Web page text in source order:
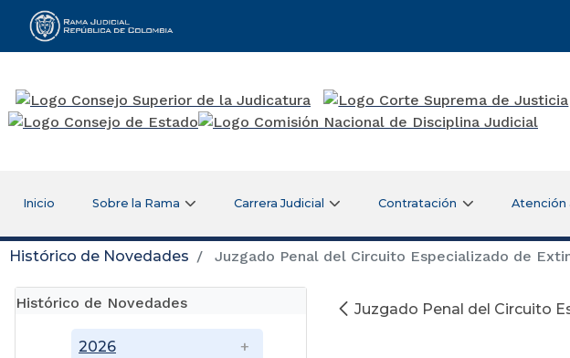
Rama Judicial
Inicio Sobre la Rama Carrera Judicial Contratación Atención
Histórico de Novedades Juzgado Penal del Circuito Especializado de
Histórico de Novedades
2026
Juzgado Penal del Circuito